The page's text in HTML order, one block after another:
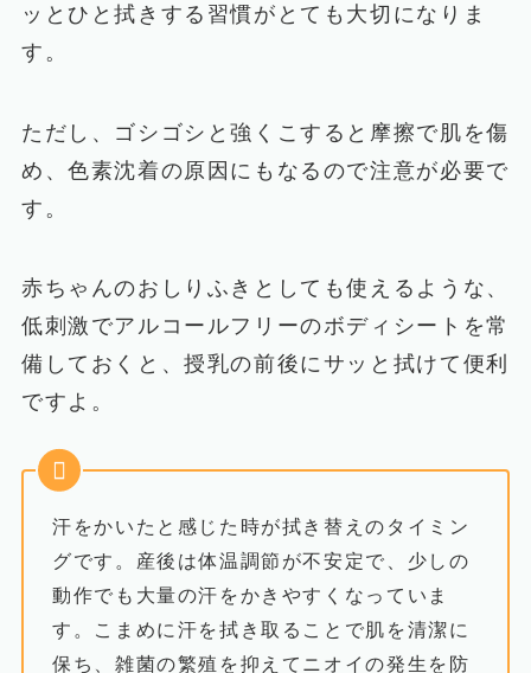
ッとひと拭きする習慣がとても大切になりま
す。
ただし、ゴシゴシと強くこすると摩擦で肌を傷
め、色素沈着の原因にもなるので注意が必要で
す。
赤ちゃんのおしりふきとしても使えるような、
低刺激でアルコールフリーのボディシートを常
備しておくと、授乳の前後にサッと拭けて便利
ですよ。
汗をかいたと感じた時が拭き替えのタイミン
グです。産後は体温調節が不安定で、少しの
動作でも大量の汗をかきやすくなっていま
す。こまめに汗を拭き取ることで肌を清潔に
保ち、雑菌の繁殖を抑えてニオイの発生を防